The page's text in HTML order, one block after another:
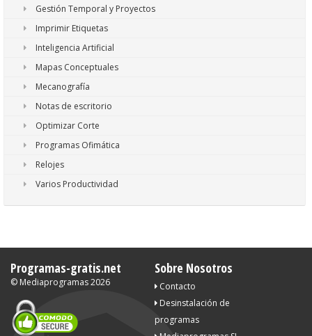
Gestión Temporal y Proyectos
Imprimir Etiquetas
Inteligencia Artificial
Mapas Conceptuales
Mecanografía
Notas de escritorio
Optimizar Corte
Programas Ofimática
Relojes
Varios Productividad
Programas-gratis.net
© Mediaprogramas2026
Sobre Nosotros
Contacto
Desinstalación de
programas